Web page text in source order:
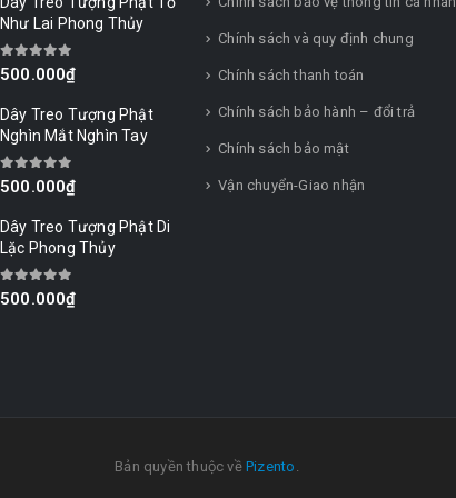
Như Lai Phong Thủy
0out of 5
500.000₫
Dây Treo Tượng Phật
Nghìn Mắt Nghìn Tay
0out of 5
500.000₫
Dây Treo Tượng Phật Di
Lặc Phong Thủy
0out of 5
500.000₫
Chính sách và quy định chung
Chính sách thanh toán
Chính sách bảo hành – đổi trả
Chính sách bảo mật
Vận chuyển-Giao nhận
Bản quyền thuộc vềPizento .